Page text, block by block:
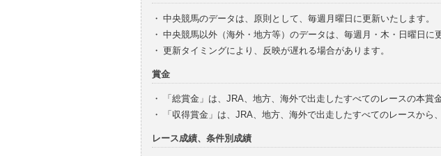
・ 中央競馬のデータは、原則として、毎週月曜日に更新いたします。
・ 中央競馬以外（海外・地方等）のデータは、毎週月・木・日曜日に
・ 更新タイミングにより、反映が遅れる場合があります。
賞金
・
「総賞金」は、JRA、地方、海外で出走したすべてのレースの本賞
・
「収得賞金」は、JRA、地方、海外で出走したすべてのレースから
レース成績、条件別成績